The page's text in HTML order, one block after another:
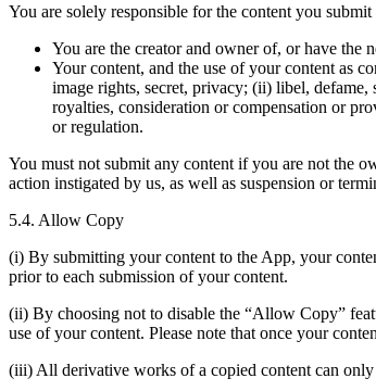
You are solely responsible for the content you
You are the creator and owner of, or have the
Your content, and the use of your content as
image rights, secret, privacy; (ii) libel,
royalties, consideration or compensation or
or regulation.
You must not submit any content if you are not the
action instigated by us, as well as suspension or
5.4. Allow Copy
(i) By submitting your content to the App, your
prior to each submission of your content.
(ii) By choosing not to disable the “Allow Copy”
use of your content. Please note that once your
(iii) All derivative works of a copied content can